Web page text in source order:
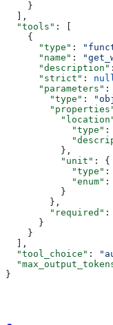
    }
  ],
  "tools"
: [
    {
      "type"
:
      "name"
:
      "description"
      "strict"
:
      "parameters"
:
        "type"
:
            "type"
:
          },
          "unit"
: {
            "type"
:
            "enum"
:
          }
        },
        "required"
:
      }
    }
  ],
  "tool_choice"
:
}